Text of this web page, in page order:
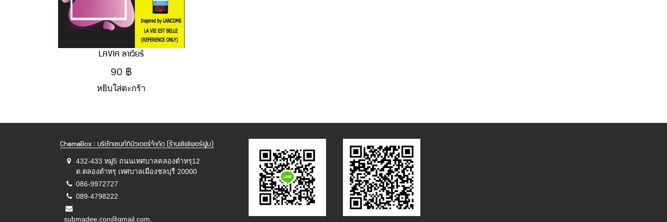
LAVIA ลาเวียร์
90 ฿
หยิบใส่ตะกร้า
ChemeBox : บริษัทเซนท์ทิบิวเตอร์จำกัด (ร้านเลิฟเพอร์ฟูม)
432-433 หมู่5 ถนนเทศบาลคลองตำหรุ12
ต.ตลองตำหรุ เทศบาลเมืองชลบุรี 20000
086-9972727
089-4798222
submadee.con@gmail.com,